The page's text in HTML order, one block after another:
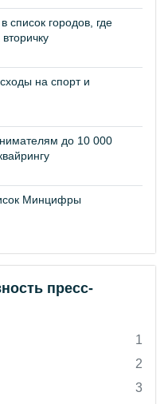
список городов, где
на спорт и
до 10 000
Минцифры
пресс-
1
2
3